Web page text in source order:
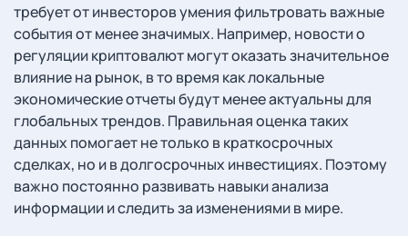
требует от инвесторов умения фильтровать важные
события от менее значимых. Например, новости о
регуляции криптовалют могут оказать значительное
влияние на рынок, в то время как локальные
экономические отчеты будут менее актуальны для
глобальных трендов. Правильная оценка таких
данных помогает не только в краткосрочных
сделках, но и в долгосрочных инвестициях. Поэтому
важно постоянно развивать навыки анализа
информации и следить за изменениями в мире.